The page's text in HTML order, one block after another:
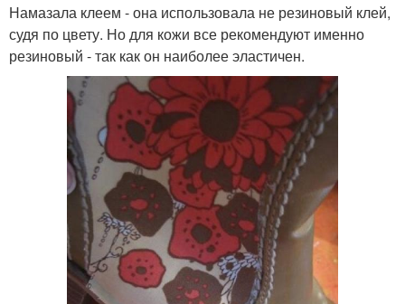
Намазала клеем - она использовала не резиновый клей,
судя по цвету. Но для кожи все рекомендуют именно
резиновый - так как он наиболее эластичен.